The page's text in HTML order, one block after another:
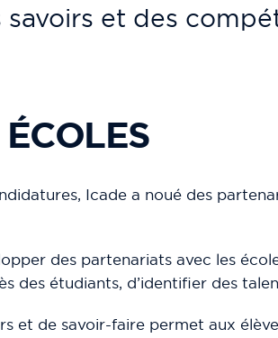
et des
Icade a noué des
des partenariats avec les
des étudiants, d’identifier des
et de savoir-faire permet aux